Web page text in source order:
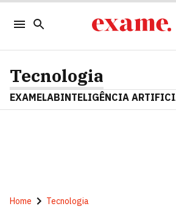
Tecnologia
EXAMELABINTELIGÊNCIA
Home Tecnologia